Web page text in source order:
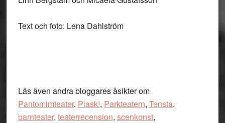
Text och foto: Lena Dahlström
Läs även andra bloggares åsikter om
Pantomimteater, Plask!, Parkteatern, Tensta,
barnteater, teaterrecension, scenkonst,